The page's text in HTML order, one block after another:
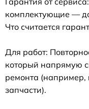
комплектующие —
Что считается
Для работ:
который напрямую
ремонта (например,
запчасти).